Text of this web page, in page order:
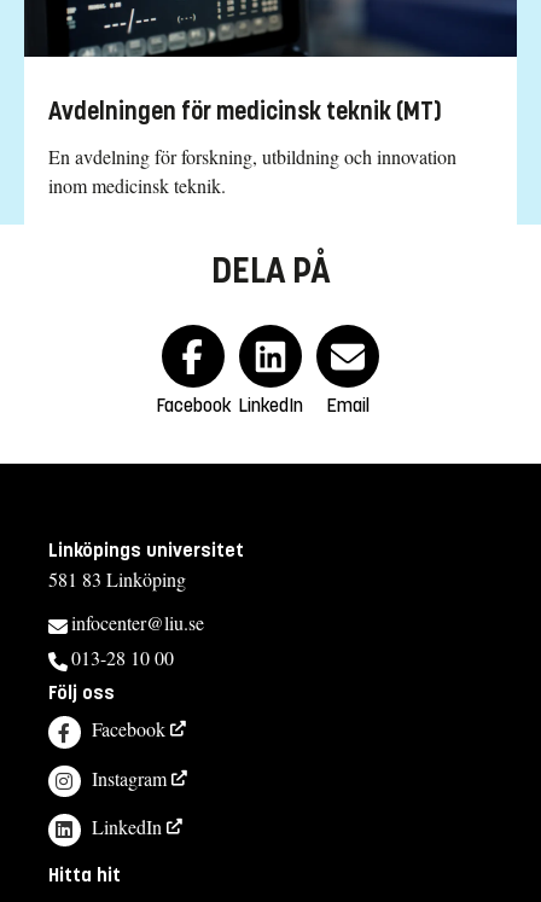
Avdelningen för medicinsk teknik (MT)
En avdelning för forskning, utbildning och innovation
inom medicinsk teknik.
DELA PÅ
Facebook LinkedIn Email
Linköpings universitet
581 83 Linköping
infocenter@liu.se
013-28 10 00
Följ oss
Facebook
Instagram
LinkedIn
Hitta hit